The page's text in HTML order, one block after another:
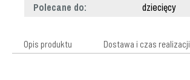
Polecane do:
dziecięcy
Opis produktu Dostawa i czas realizacji